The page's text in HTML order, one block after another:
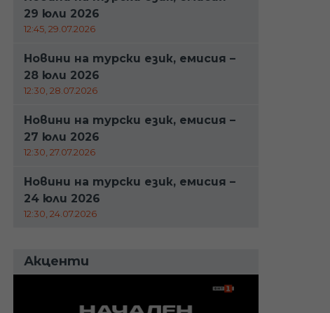
29 юли 2026
12:45, 29.07.2026
Новини на турски език, емисия –
28 юли 2026
12:30, 28.07.2026
Новини на турски език, емисия –
27 юли 2026
12:30, 27.07.2026
Новини на турски език, емисия –
24 юли 2026
12:30, 24.07.2026
Акценти